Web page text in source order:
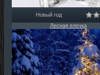
Новый год
Лесная елочка